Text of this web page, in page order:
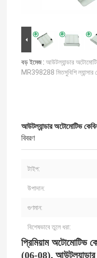
বড় ইমেজ : আউটল্যান্ডার
MR398288 মিতসুবিশি ল্যান্সার
আউটল্যান্ডার অটোমোটিভ
বিবরণ
টাইপ:
উপাদান:
গুণমান:
বিশেষভাবে তুলে ধরা:
প্রিমিয়াম অটোমোটিভ
(06-08),